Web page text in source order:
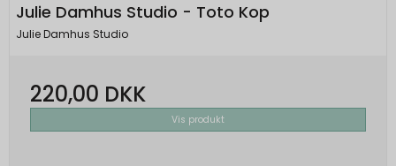
Julie Damhus Studio - Toto Kop
Julie Damhus Studio
220,00 DKK
Vis produkt